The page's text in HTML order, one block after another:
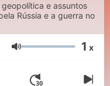
e assuntos
Rússia e a guerra no
Volume 1 x